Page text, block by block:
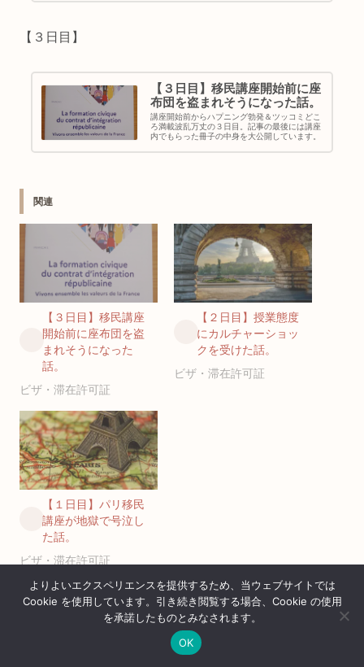
【３日目】
【３日目】移民講座開始前に座
布団を盗まれそうになった話。
講座開始前からハプニング勃発＆ツッコミどこ
ろ満載波乱万丈の３日目。記事の最後には講座
内でもらった冊子の中身を大公開しています。
関連
【３日目】移民講座
開始前に座布団を盗
まれそうになった
話。
ビザ・滞在許可証
【２日目】授業態度
にカルチャーショッ
クを受けた話。
ビザ・滞在許可証
【１日目】パリ移民
講座が地獄で号泣し
た話。
ビザ・滞在許可証
The content has been deleted or unpublished by the
creator or administrator. If you have already purchased it,
you can receive the content via email from the codoc
目次へ
よりよいエクスペリエンスを提供するため、当ウェブサイトでは
Cookie を使用しています。引き続き閲覧する場合、Cookie の使用
を承諾したものとみなされます。
OK